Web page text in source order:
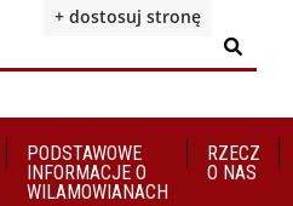
+ dostosuj stronę
125%
100%

​​​​​​​PODSTAWOWE
INFORMACJE O
WILAMOWIANACH
RZECZ
O NAS